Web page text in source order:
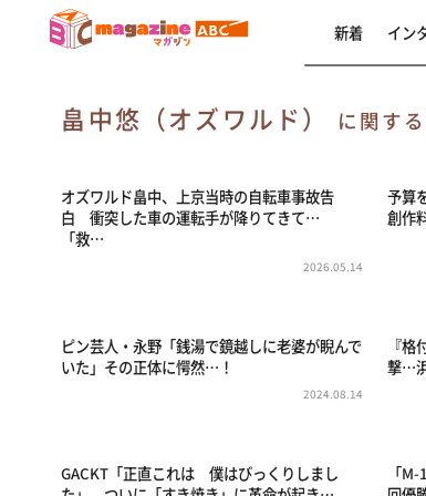
新着 イン
畠中悠（オズワルド） に関す
オズワルド畠中、上京当時の自転車事故告
白 衝突した車の運転手が降りてきて…
「救…
2026.05.14
予算
創作
ピン芸人・永野「銭湯で鏡越しに老婆が睨んで
いた」その正体に愕然…！
2024.08.14
『
撃…
GACKT「正直これは 僕はびっくりしまし
「